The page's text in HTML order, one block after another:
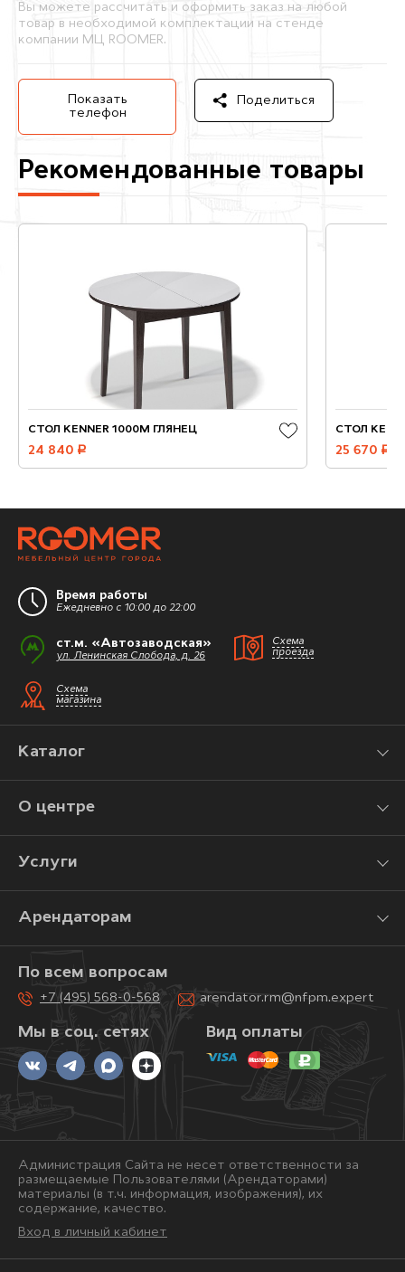
Вы можете рассчитать и оформить заказ на любой
товар в необходимой комплектации на стенде
компании МЦ ROOMER.
Показать
телефон
Поделиться
Рекомендованные товары
СТОЛ KENNER 1000М ГЛЯНЕЦ
24 840 руб.
СТОЛ
25 670 руб.
Время работы
Ежедневно с 10:00 до 22:00
ст.м. «Автозаводская»
ул. Ленинская Слобода, д. 26
Схема
проезда
Схема
магазина
Каталог
О центре
Услуги
Арендаторам
Мы в соц. сетях
По всем вопросам
+7 (495) 568-0-568 arendator.rm@nfpm.expert
Вид оплаты
Администрация Сайта не несет ответственности за
размещаемые Пользователями (Арендаторами)
материалы (в т.ч. информация, изображения), их
содержание, качество.
Вход в личный кабинет